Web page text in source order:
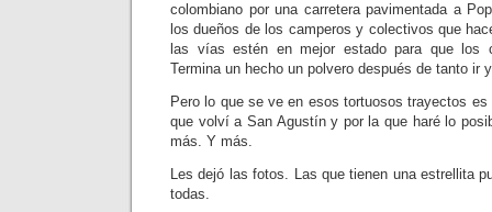
colombiano por una carretera pavimentada a
los dueños de los camperos y colectivos que
las vías estén en mejor estado para que los
Termina un hecho un polvero después de tanto ir
Pero lo que se ve en esos tortuosos trayectos
que volví a San Agustín y por la que haré lo
más. Y más.
Les dejó las fotos. Las que tienen una estrellita
todas.